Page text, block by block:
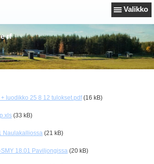
Valikko
rf
luodikko 25 8 12 tulokset.pdf (16 kB)
(33 kB)
Naulakalliossa (21 kB)
18.01 Paviljongissa (20 kB)